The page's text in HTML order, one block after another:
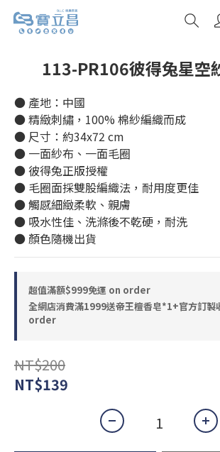
113-PR106彼得兔星空
● 產地：中國
● 精緻刺繡，100% 棉紗編織而成
● 尺寸：約34x72 cm
● 一面紗布、一面毛圈
● 彼得兔正版授權
● 毛圈面採雙股編織法，耐用度更佳
● 觸感細緻柔軟、親膚
● 吸水性佳、洗滌後不乾硬，耐洗
● 顏色隨機出貨
超值滿額$999免運 on order
全網店消費滿1999送帝王檀香皂*1+官方訂製
order
NT$200
NT$139